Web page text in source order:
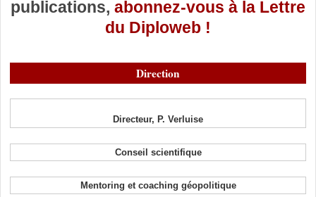
publications, abonnez-vous à la Lettre
du Diploweb !
Direction
Directeur, P. Verluise
Conseil scientifique
Mentoring et coaching géopolitique